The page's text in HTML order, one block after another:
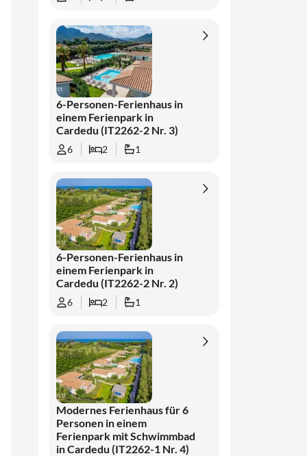
6-Personen-Ferienhaus in
einem Ferienpark in
Cardedu (IT2262-2 Nr. 3)
6 2 1
6-Personen-Ferienhaus in
einem Ferienpark in
Cardedu (IT2262-2 Nr. 2)
6 2 1
Modernes Ferienhaus für 6
Personen in einem
Ferienpark mit Schwimmbad
in Cardedu (IT2262-1 Nr. 4)